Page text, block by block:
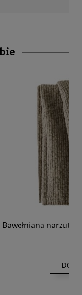
Olive - Tell Me